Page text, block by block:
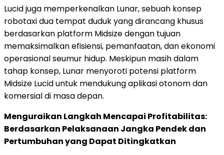
Lucid juga memperkenalkan Lunar, sebuah konsep
robotaxi dua tempat duduk yang dirancang khusus
berdasarkan platform Midsize dengan tujuan
memaksimalkan efisiensi, pemanfaatan, dan ekonomi
operasional seumur hidup. Meskipun masih dalam
tahap konsep, Lunar menyoroti potensi platform
Midsize Lucid untuk mendukung aplikasi otonom dan
komersial di masa depan.
Menguraikan Langkah Mencapai Profitabilitas:
Berdasarkan Pelaksanaan Jangka Pendek dan
Pertumbuhan yang Dapat Ditingkatkan